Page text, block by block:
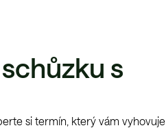
s
si termín, který vám vyhovuje